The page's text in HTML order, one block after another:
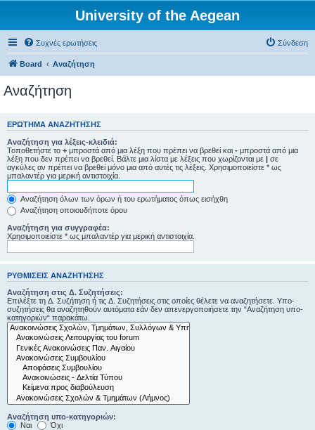
University of the Aegean
Συχνές ερωτήσεις Σύνδεση
Board Αναζήτηση
Αναζήτηση
ΕΡΏΤΗΜΑ ΑΝΑΖΉΤΗΣΗΣ
Αναζήτηση για λέξεις-κλειδιά:
Τοποθετήστε το + μπροστά από μια λέξη που πρέπει να βρεθεί και - μπροστά από μια
λέξη που δεν πρέπει να βρεθεί. Βάλτε μια λίστα με λέξεις που χωρίζονται με | σε
αγκύλες αν πρέπει να βρεθεί μόνο μια από αυτές τις λέξεις. Χρησιμοποιείστε * ως
μπαλαντέρ για μερική αντιστοιχία.
Αναζήτηση όλων των όρων ή του ερωτήματος όπως εισήχθη
Αναζήτηση οποιουδήποτε όρου
Αναζήτηση για συγγραφέα:
Χρησιμοποιείστε * ως μπαλαντέρ για μερική αντιστοιχία.
ΡΥΘΜΊΣΕΙΣ ΑΝΑΖΉΤΗΣΗΣ
Αναζήτηση στις Δ. Συζητήσεις:
Επιλέξτε τη Δ. Συζήτηση ή τις Δ. Συζητήσεις στις οποίες θέλετε να αναζητήσετε. Υπο-
συζητήσεις θα αναζητηθούν αυτόματα εάν δεν απενεργοποιήσετε την “Αναζήτηση υπο-
κατηγοριών“ παρακάτω.
Αναζήτηση υπο-κατηγοριών:
Ναι
Όχι